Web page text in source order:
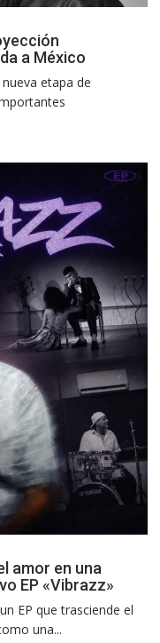
a México
etapa de
amor en una
EP «Vibrazz»
EP que trasciende el
una...